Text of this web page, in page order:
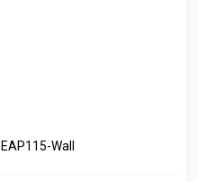
EAP115-Wall